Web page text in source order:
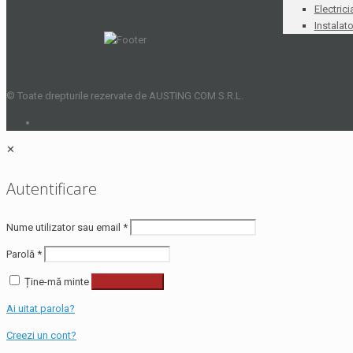
© Toate drepturile rezervate de AUSTING COM S.R.L.
✕
Autentificare
Nume utilizator sau email *
Parolă *
Ține-mă minte
Ai uitat parola?
Creezi un cont?